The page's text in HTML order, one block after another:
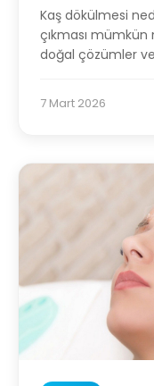
Kaş dökülmesi
çıkması
doğal çözümler
7 Mart 2026